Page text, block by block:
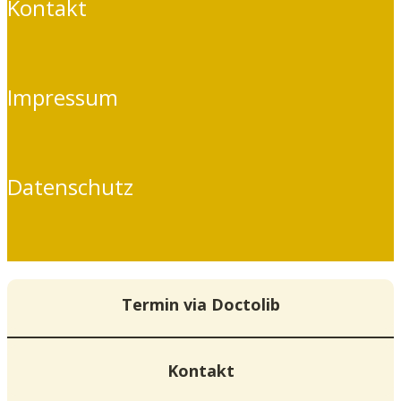
Kontakt
Impressum
Datenschutz
Termin via Doctolib
Kontakt